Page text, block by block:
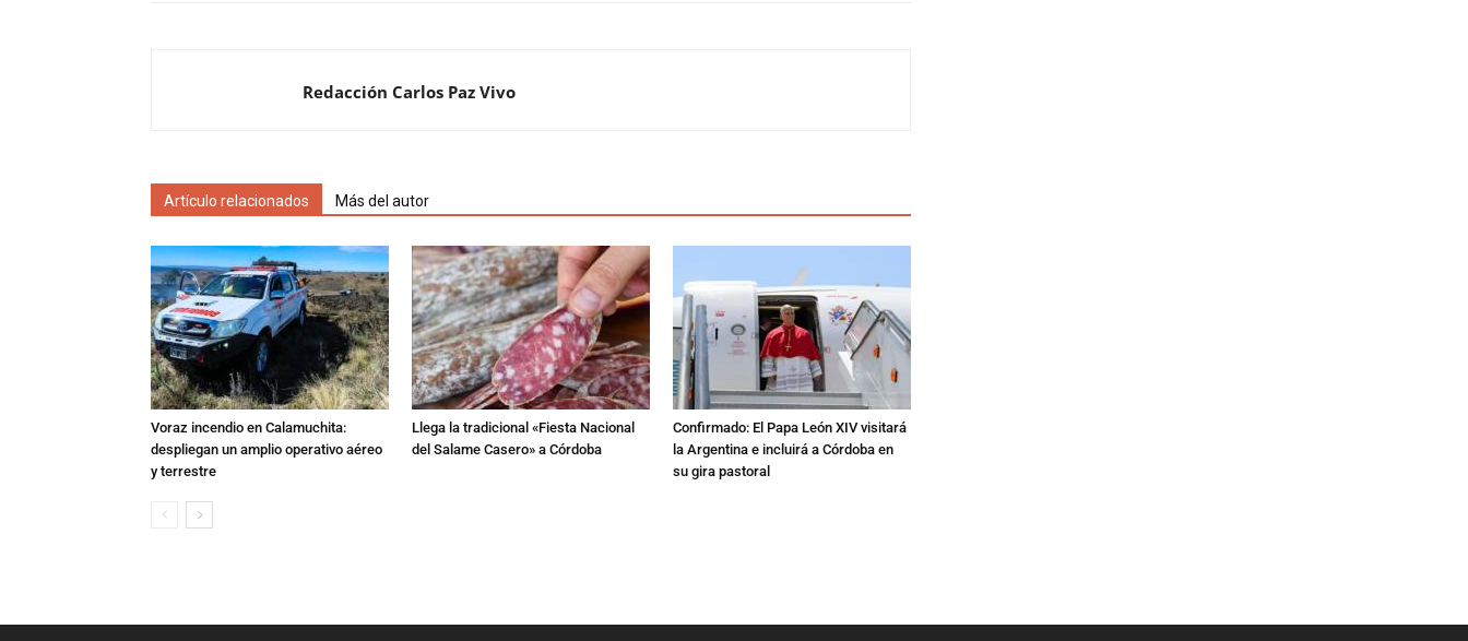
Redacción Carlos Paz Vivo
Artículo relacionados Más del autor
Voraz incendio en Calamuchita:
despliegan un amplio operativo aéreo
y terrestre
Llega la tradicional «Fiesta Nacional
del Salame Casero» a Córdoba
Confirmado: El Papa León XIV visitará
la Argentina e incluirá a Córdoba en
su gira pastoral